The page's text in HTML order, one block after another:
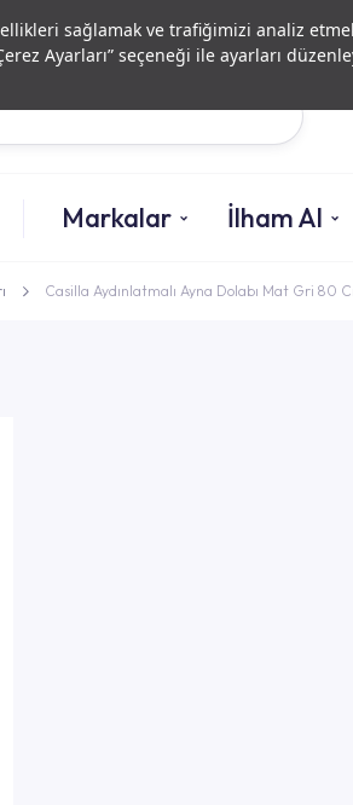
sağlamak ve trafiğimizi analiz
Ayarları” seçeneği ile ayarları
Ara
Markalar İlham Al
Casilla Aydınlatmalı Ayna Dolabı Mat Gri 80